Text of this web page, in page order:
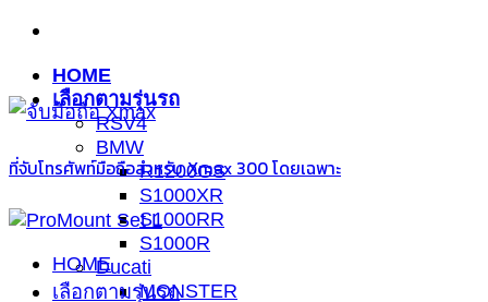
HOME
เลือกตามรุ่นรถ
RSV4
BMW
R1200GS
S1000XR
S1000RR
S1000R
Ducati
MONSTER
ที่จับโทรศัพท์มือถือสำหรับ Xmax 300 โดยเฉพาะ
HOME
เลือกตามรุ่นรถ